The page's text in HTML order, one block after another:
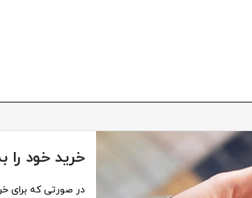
خرید خود را
در صورتی که برای